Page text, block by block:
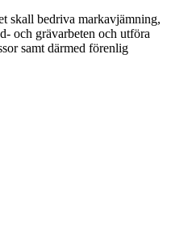
skall bedriva markavjämning,
och grävarbeten och utföra
samt därmed förenlig